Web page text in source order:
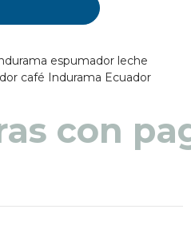
espumador leche
café Indurama Ecuador
horas